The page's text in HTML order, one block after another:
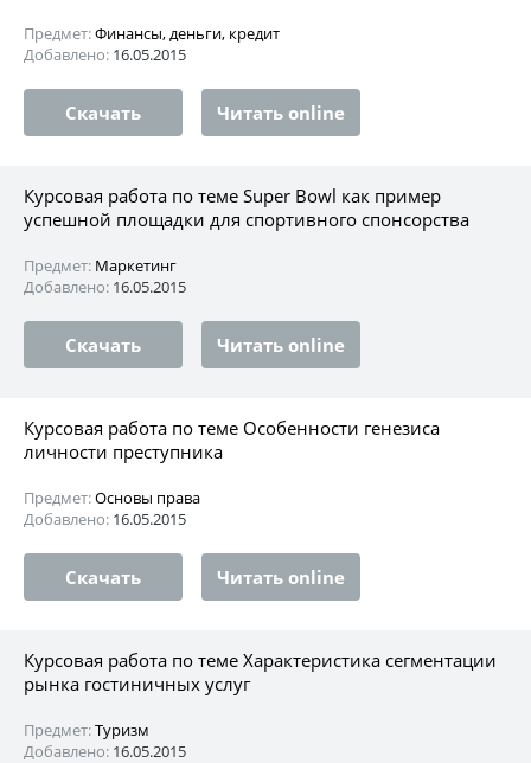
Предмет:Финансы, деньги, кредит
Добавлено: 16.05.2015
Скачать Читать online
Курсовая работа по теме Super Bowl как пример
успешной площадки для спортивного спонсорства
Предмет: Маркетинг
Добавлено: 16.05.2015
Скачать Читать online
Курсовая работа по теме Особенности генезиса
личности преступника
Предмет:Основы права
Добавлено: 16.05.2015
Скачать Читать online
Курсовая работа по теме Характеристика сегментации
рынка гостиничных услуг
Предмет:Туризм
Добавлено: 16.05.2015